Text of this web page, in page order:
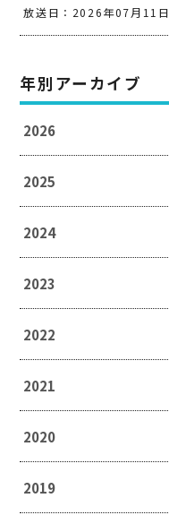
放送日：2026年07月11日
年別アーカイブ
2026
2025
2024
2023
2022
2021
2020
2019